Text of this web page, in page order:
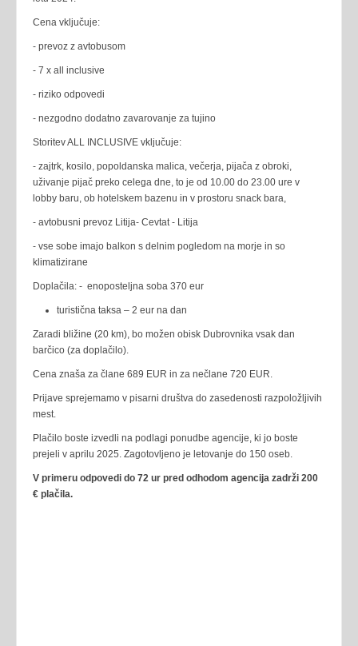
Cena vključuje:
- prevoz z avtobusom
- 7 x all inclusive
- riziko odpovedi
- nezgodno dodatno zavarovanje za tujino
Storitev ALL INCLUSIVE vključuje:
- zajtrk, kosilo, popoldanska malica, večerja, pijača z obroki,
uživanje pijač preko celega dne, to je od 10.00 do 23.00 ure v
lobby baru, ob hotelskem bazenu in v prostoru snack bara,
- avtobusni prevoz Litija- Cevtat - Litija
- vse sobe imajo balkon s delnim pogledom na morje in so
klimatizirane
Doplačila: - enoposteljna soba 370 eur
turistična taksa – 2 eur na dan
Zaradi bližine (20 km), bo možen obisk Dubrovnika vsak dan
barčico (za doplačilo).
Cena znaša za člane 689 EUR in za nečlane 720 EUR.
Prijave sprejemamo v pisarni društva do zasedenosti razpoložljivih
mest.
Plačilo boste izvedli na podlagi ponudbe agencije, ki jo boste
prejeli v aprilu 2025. Zagotovljeno je letovanje do 150 oseb.
V primeru odpovedi do 72 ur pred odhodom agencija zadrži 200
€ plačila.